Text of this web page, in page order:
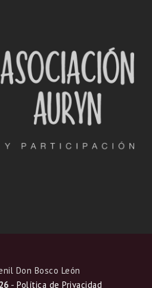
Don Bosco León
-Política de Privacidad